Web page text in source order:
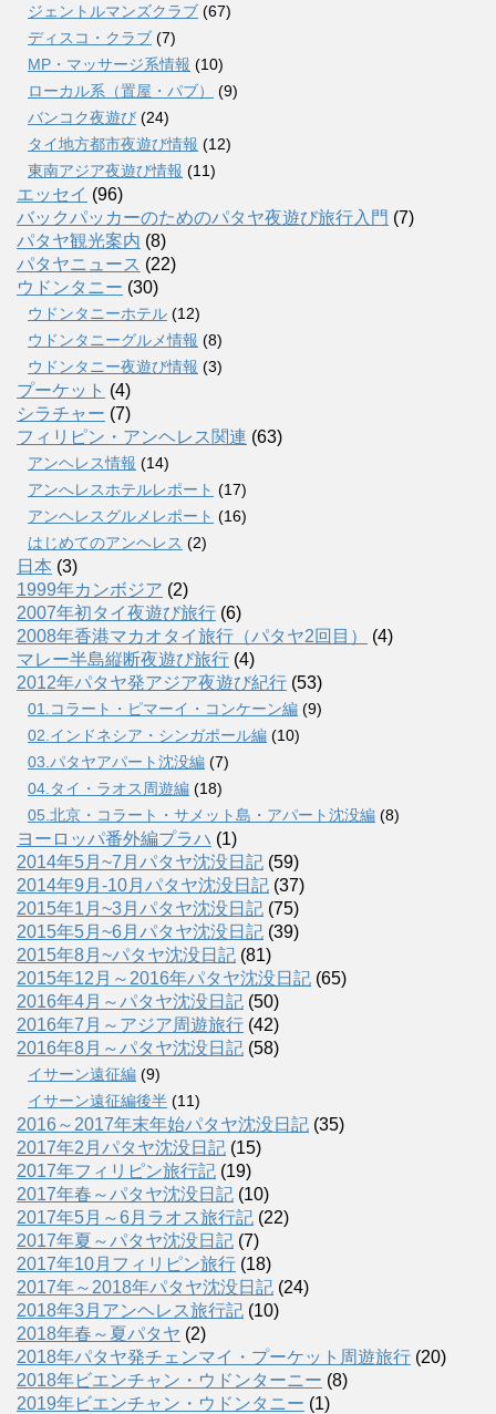
ジェントルマンズクラブ (67)
ディスコ・クラブ (7)
MP・マッサージ系情報 (10)
ローカル系（置屋・パブ）
(9)
バンコク夜遊び (24)
タイ地方都市夜遊び情報 (12)
東南アジア夜遊び情報 (11)
エッセイ (96)
バックパッカーのためのパタヤ夜遊び旅行入門 (7)
パタヤ観光案内 (8)
パタヤニュース (22)
ウドンタニー (30)
ウドンタニーホテル (12)
ウドンタニーグルメ情報 (8)
ウドンタニー夜遊び情報 (3)
プーケット (4)
シラチャー (7)
フィリピン・アンヘレス関連 (63)
アンヘレス情報 (14)
アンへレスホテルレポート (17)
アンヘレスグルメレポート (16)
はじめてのアンヘレス (2)
日本 (3)
1999年カンボジア (2)
2007年初タイ夜遊び旅行 (6)
2008年香港マカオタイ旅行（パタヤ2回目）
(4)
マレー半島縦断夜遊び旅行 (4)
2012年パタヤ発アジア夜遊び紀行 (53)
01.コラート・ピマーイ・コンケーン編 (9)
02.インドネシア・シンガポール編 (10)
03.パタヤアパート沈没編 (7)
04.タイ・ラオス周遊編 (18)
05.北京・コラート・サメット島・アパート沈没編 (8)
ヨーロッパ番外編プラハ (1)
2014年5月~7月パタヤ沈没日記 (59)
2014年9月-10月パタヤ沈没日記 (37)
2015年1月~3月パタヤ沈没日記 (75)
2015年5月~6月パタヤ沈没日記 (39)
2015年8月~パタヤ沈没日記 (81)
2015年12月～2016年パタヤ沈没日記 (65)
2016年4月～パタヤ沈没日記 (50)
2016年7月～アジア周遊旅行 (42)
2016年8月～パタヤ沈没日記 (58)
イサーン遠征編 (9)
イサーン遠征編後半 (11)
2016～2017年末年始パタヤ沈没日記 (35)
2017年2月パタヤ沈没日記 (15)
2017年フィリピン旅行記 (19)
2017年春～パタヤ沈没日記 (10)
2017年5月～6月ラオス旅行記 (22)
2017年夏～パタヤ沈没日記 (7)
2017年10月フィリピン旅行 (18)
2017年～2018年パタヤ沈没日記 (24)
2018年3月アンヘレス旅行記 (10)
2018年春～夏パタヤ (2)
2018年パタヤ発チェンマイ・プーケット周遊旅行 (20)
2018年ビエンチャン・ウドンターニー (8)
2019年ビエンチャン・ウドンタニー (1)